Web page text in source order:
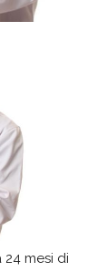
mesi di